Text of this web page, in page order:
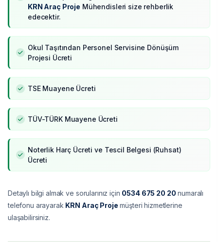
KRN Araç Proje Mühendisleri size rehberlik
edecektir.
Okul Taşıtından Personel Servisine Dönüşüm
Projesi Ücreti
TSE Muayene Ücreti
TÜV-TÜRK Muayene Ücreti
Noterlik Harç Ücreti ve Tescil Belgesi (Ruhsat)
Ücreti
Detaylı bilgi almak ve sorularınız için 0534 675 20 20 numaralı
telefonu arayarak KRN Araç Proje müşteri hizmetlerine
ulaşabilirsiniz.